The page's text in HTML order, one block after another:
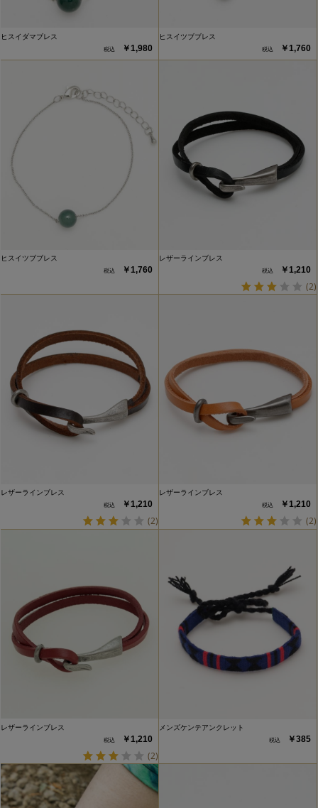
ヒスイダマブレス
￥1,980
ヒスイツブブレス
￥1,760
ヒスイツブブレス
￥1,760
レザーラインブレス
￥1,210
(2)
レザーラインブレス
￥1,210
(2)
レザーラインブレス
￥1,210
(2)
レザーラインブレス
￥1,210
(2)
メンズケンテアンクレット
￥385